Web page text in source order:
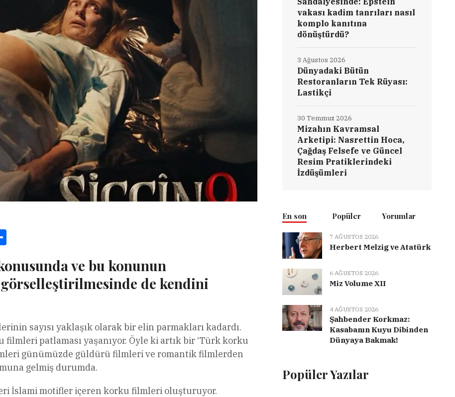
ve bu konunun
görselleştirilmesinde de kendini
sayısı yaklaşık olarak bir elin parmakları kadardı.
patlaması yaşanıyor. Öyle ki artık bir ‘Türk korku
günümüzde güldürü filmleri ve romantik filmlerden
gelmiş durumda.
İslami motifler içeren korku filmleri oluşturuyor.
vakası kadim tanrıları nasıl
komplo kanıtına
dönüştürdü?
Dünyadaki Bütün
Restoranların Tek Rüyası:
Lastikçi
3 Ağustos 2026
Mizahın Kavramsal
Arketipi: Nasrettin Hoca,
Çağdaş Felsefe ve Güncel
Resim Pratiklerindeki
İzdüşümleri
30 Temmuz 2026
En son Popüler Yorumlar
7 AĞUSTOS 2026
Herbert Melzig ve Atatürk
6 AĞUSTOS 2026
Miz Volume XII
4 AĞUSTOS 2026
Şahbender Korkmaz:
Kasabanın Kuyu Dibinden
Dünyaya Bakmak!
Popüler Yazılar